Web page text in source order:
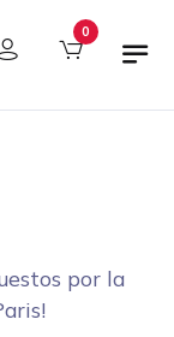
0
por la